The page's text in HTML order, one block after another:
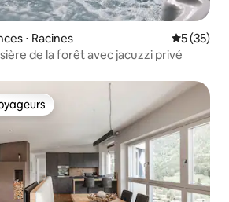
⋅ Racines
5 (35)
de la forêt avec jacuzzi privé
les plus appréciés